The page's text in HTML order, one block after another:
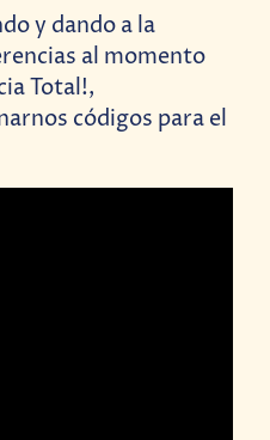
y dando a la
al momento
Total!,
códigos para el